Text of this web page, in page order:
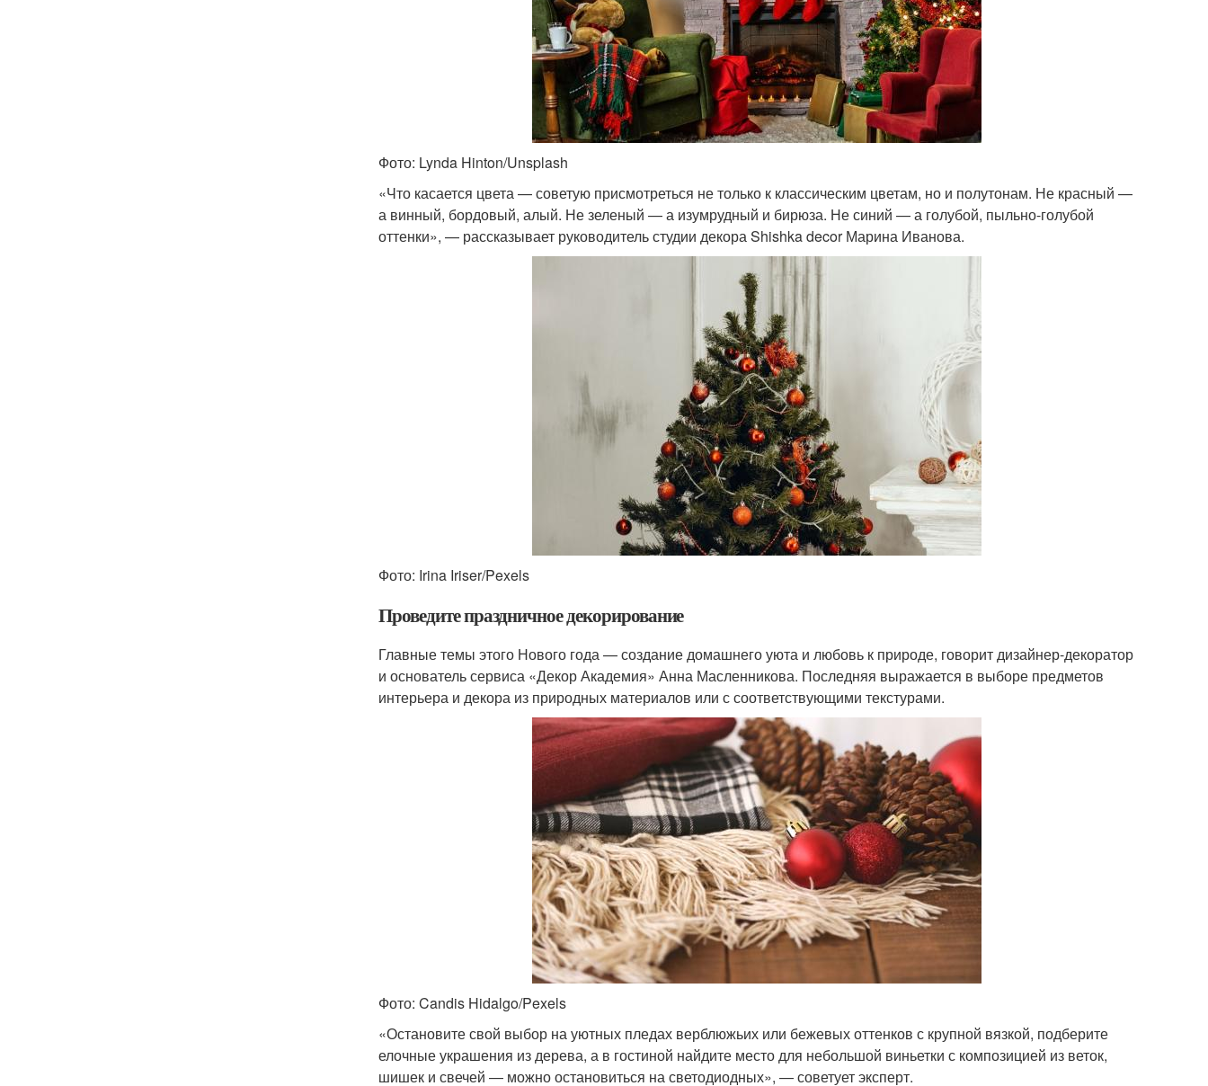
Фото: Lynda Hinton/Unsplash
«Что касается цвета — советую присмотреться не только к классическим цветам, но и полутонам. Не красный —
а винный, бордовый, алый. Не зеленый — а изумрудный и бирюза. Не синий — а голубой, пыльно-голубой
оттенки», — рассказывает руководитель студии декора Shishka decor Марина Иванова.
Фото: Irina Iriser/Pexels
Проведите праздничное декорирование
Главные темы этого Нового года — создание домашнего уюта и любовь к природе, говорит дизайнер-декоратор
и основатель сервиса «Декор Академия» Анна Масленникова. Последняя выражается в выборе предметов
интерьера и декора из природных материалов или с соответствующими текстурами.
Фото: Candis Hidalgo/Pexels
«Остановите свой выбор на уютных пледах верблюжьих или бежевых оттенков с крупной вязкой, подберите
елочные украшения из дерева, а в гостиной найдите место для небольшой виньетки с композицией из веток,
шишек и свечей — можно остановиться на светодиодных», — советует эксперт.